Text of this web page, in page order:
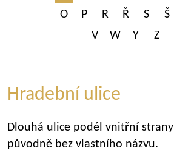
O
P R Ř S Š
V
W Y Z
Hradební ulice
Dlouhá ulice podél vnitřní strany
původně bez vlastního názvu.